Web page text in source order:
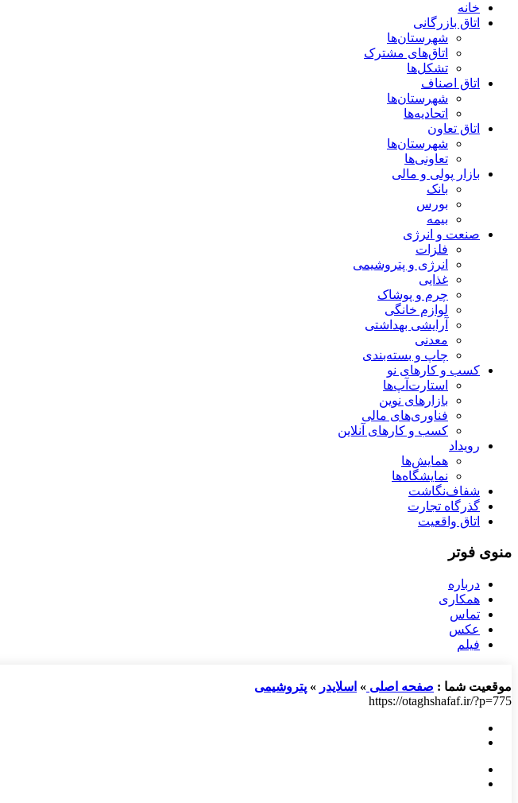
خانه
اتاق بازرگانی
شهرستان‌ها
اتاق‌های مشترک
تشکل‌ها
اتاق اصناف
شهرستان‌ها
اتحادیه‌ها
اتاق تعاون
شهرستان‌ها
تعاونی‌ها
بازار پولی و مالی
بانک
بورس
بیمه
صنعت و انرژی
فلزات
انرژی و پتروشیمی
غذایی
چرم و پوشاک
لوازم خانگی
آرایشی بهداشتی
معدنی
چاپ و بسته‌بندی
کسب و کارهای نو
استارت‌آپ‌ها
بازارهای نوین
فناوری‌های مالی
کسب و کارهای آنلاین
رویداد
همایش‌ها
نمایشگاه‌ها
شفاف‌نگاشت
گذرگاه تجارت
اتاق واقعیت
منوی فوتر
درباره
همکاری
تماس
عکس
فیلم
موقعیت شما : صفحه اصلی » اسلایدر » پتروشیمی
https://otaghshafaf.ir/?p=775